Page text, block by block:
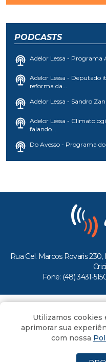
PODCASTS
Adelor Lessa - Programa
Adelor Lessa - Deputado
reforma da...
Adelor Lessa - Sandro
Adelor Lessa -
falando...
Do Avesso - Programa
Rua Cel. Marcos Rovaris 230,
Fone: (48) 3431-
Todos os direitos
Utilizamos cookies
aprimorar sua
com nossa